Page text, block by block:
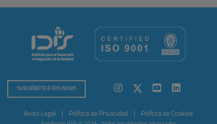
SUSCRÍBETE A IDIS NEWS
Aviso Legal Política de Privacidad Política de Cookies